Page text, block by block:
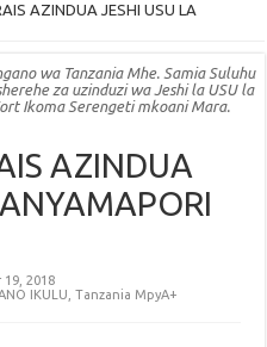
AZINDUA JESHI USU LA
wa Tanzania Mhe. Samia Suluhu
za uzinduzi wa Jeshi la USU la
Ikoma Serengeti mkoani Mara.
AZINDUA
2018
IKULU ,Tanzania MpyA+